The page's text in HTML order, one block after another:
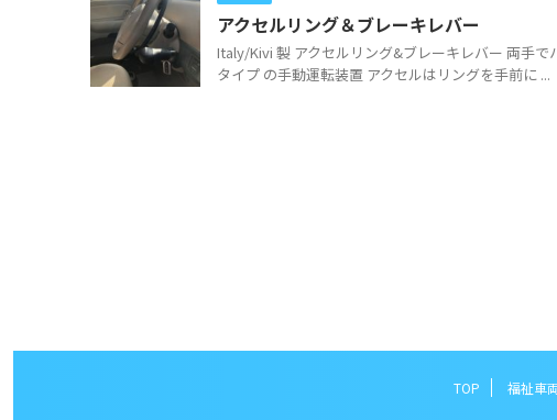
アクセルリング＆ブレーキレバー
Italy/Kivi 製 アクセルリング&ブレーキレバー 両手
タイプ の手動運転装置 アクセルはリングを手前に ...
TOP 福祉車